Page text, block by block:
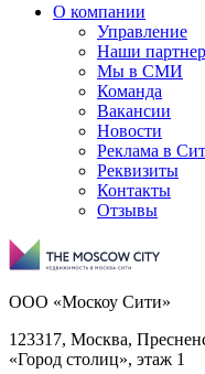
О компании
Управление
Наши
Мы в СМИ
Команда
Вакансии
Новости
Реклама в
Реквизиты
Контакты
Отзывы
ООО «Москоу Сити»
123317, Москва,
«Город столиц», этаж 1